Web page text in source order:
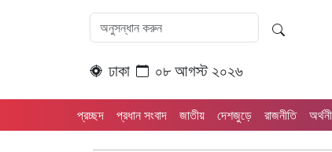
ঢাকা ০৮ আগস্ট ২০২৬
প্রচ্ছদ প্রধান সংবাদ জাতীয় দেশজুড়ে রাজনীতি